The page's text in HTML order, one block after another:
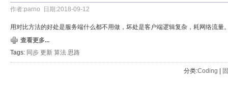
作者:parno 日期:2018-09-12
用对比方法的好处是服务端什么都不用做，坏处是客户端逻辑复杂，耗网络流量
查看更多...
Tags: 同步 更新 算法 思路
分类:Coding